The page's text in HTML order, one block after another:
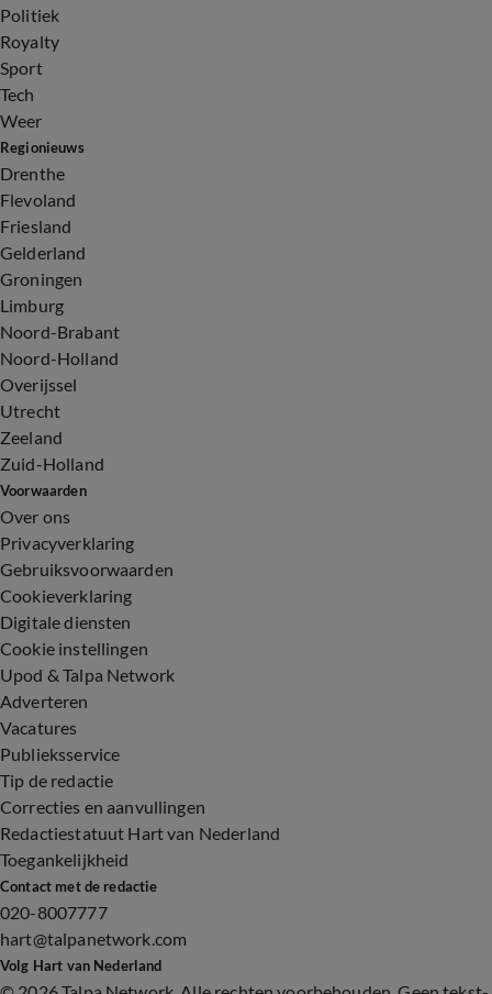
Politiek
Royalty
Sport
Tech
Weer
Regionieuws
Drenthe
Flevoland
Friesland
Gelderland
Groningen
Limburg
Noord-Brabant
Noord-Holland
Overijssel
Utrecht
Zeeland
Zuid-Holland
Voorwaarden
Over ons
Privacyverklaring
Gebruiksvoorwaarden
Cookieverklaring
Digitale diensten
Cookie instellingen
Upod & Talpa Network
Adverteren
Vacatures
Publieksservice
Tip de redactie
Correcties en aanvullingen
Redactiestatuut Hart van Nederland
Toegankelijkheid
Contact met de redactie
020-8007777
hart@talpanetwork.com
Volg Hart van Nederland